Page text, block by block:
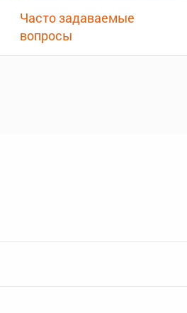
Часто задаваемые
вопросы